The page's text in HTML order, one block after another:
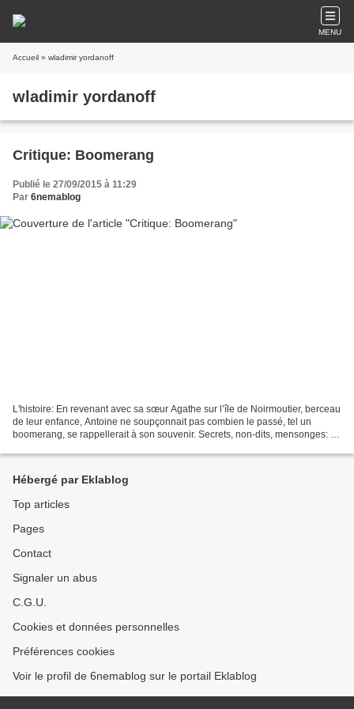
MENU
Accueil » wladimir yordanoff
wladimir yordanoff
Critique: Boomerang
Publié le 27/09/2015 à 11:29
Par 6nemablog
L'histoire: En revenant avec sa sœur Agathe sur l’île de Noirmoutier, berceau
de leur enfance, Antoine ne soupçonnait pas combien le passé, tel un
boomerang, se rappellerait à son souvenir. Secrets, non-dits, mensonges: et
Hébergé par Eklablog
Top articles
Pages
Contact
Signaler un abus
C.G.U.
Cookies et données personnelles
Préférences cookies
Voir le profil de 6nemablog sur le portail Eklablog